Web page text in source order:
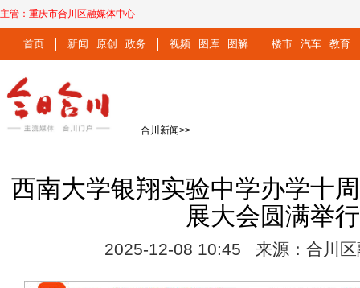
主管： 重庆市合川区融媒体中心
首页 新闻 原创 政务 视频 图库 图解 楼市 汽车 教育
合川新闻>>
西南大学银翔实验中学办学十
展大会圆满举行
2025-12-08 10:45 来源：合川区